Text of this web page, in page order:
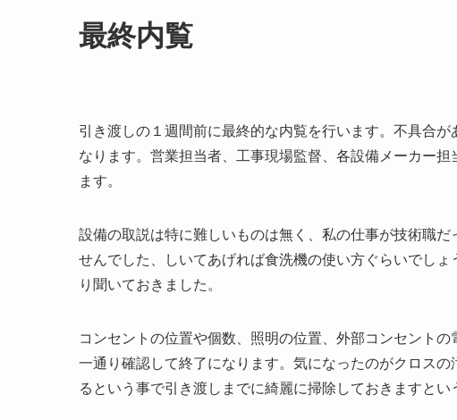
最終内覧
引き渡しの１週間前に最終的な内覧を行います。不具合
なります。営業担当者、工事現場監督、各設備メーカー
ます。
設備の取説は特に難しいものは無く、私の仕事が技術職
せんでした、しいてあげれば食洗機の使い方ぐらいでし
り聞いておきました。
コンセントの位置や個数、照明の位置、外部コンセント
一通り確認して終了になります。気になったのがクロス
るという事で引き渡しまでに綺麗に掃除しておきますと